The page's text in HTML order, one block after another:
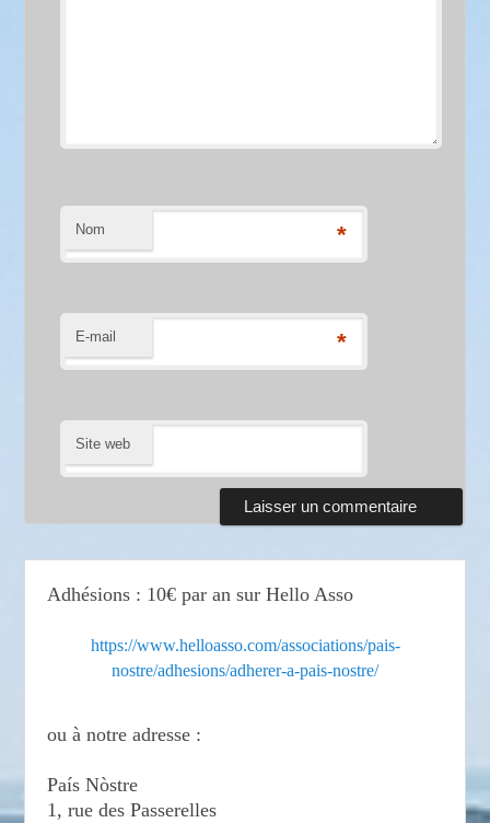
Nom *
E-mail *
Site web
Adhésions : 10€ par an sur Hello Asso
https://www.helloasso.com/associations/pais-
nostre/adhesions/adherer-a-pais-nostre/
ou à notre adresse :
País Nòstre
1, rue des Passerelles